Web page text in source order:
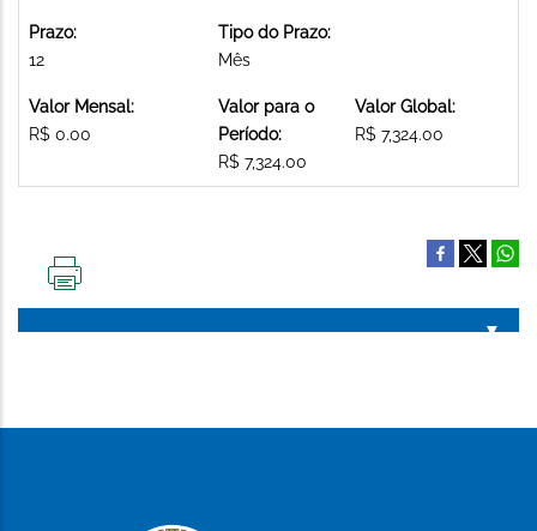
Prazo:
12
Tipo do Prazo:
Mês
Valor Mensal:
R$ 0.00
Valor para o
Período:
R$ 7,324.00
Valor Global:
R$ 7,324.00
PÁGINA